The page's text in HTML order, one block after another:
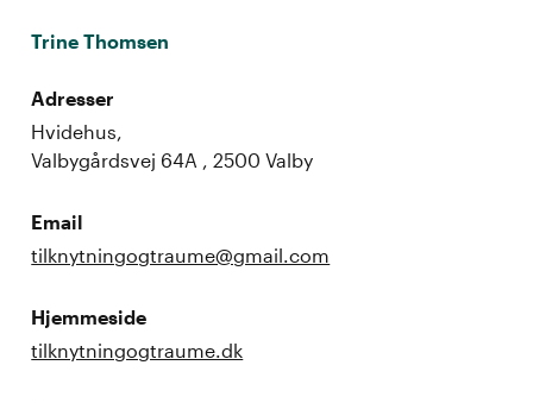
Trine Thomsen
Adresser
Hvidehus,
Valbygårdsvej 64A , 2500 Valby
Email
tilknytningogtraume@gmail.com
Hjemmeside
tilknytningogtraume.dk